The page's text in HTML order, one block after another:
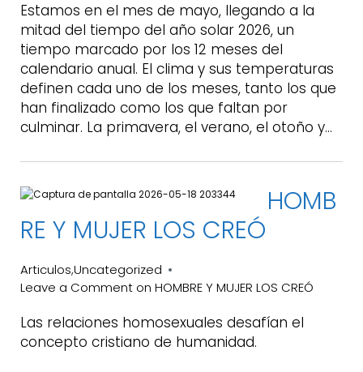
Estamos en el mes de mayo, llegando a la
mitad del tiempo del año solar 2026, un
tiempo marcado por los 12 meses del
calendario anual. El clima y sus temperaturas
definen cada uno de los meses, tanto los que
han finalizado como los que faltan por
culminar. La primavera, el verano, el otoño y…
HOMB
RE Y MUJER LOS CREÓ
Articulos,Uncategorized
Leave a Comment on HOMBRE Y MUJER LOS CREÓ
Las relaciones homosexuales desafían el
concepto cristiano de humanidad.